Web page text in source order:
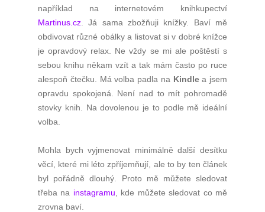
například na internetovém knihkupectví
Martinus.cz . Já sama zbožňuji knížky. Baví mě
obdivovat různé obálky a listovat si v dobré knížce
je opravdový relax. Ne vždy se mi ale poštěstí s
sebou knihu někam vzít a tak mám často po ruce
alespoň čtečku. Má volba padla na Kindlea jsem
opravdu spokojená. Není nad to mít pohromadě
stovky knih. Na dovolenou je to podle mě ideální
volba.
Mohla bych vyjmenovat minimálně další desítku
věcí, které mi léto zpříjemňují, ale to by ten článek
byl pořádně dlouhý. Proto mě můžete sledovat
třeba na instagramu , kde můžete sledovat co mě
zrovna baví.